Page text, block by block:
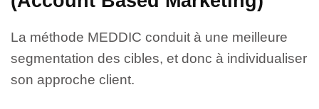
La méthode MEDDIC conduit à une meilleure
segmentation des cibles, et donc à individualiser
son approche client.